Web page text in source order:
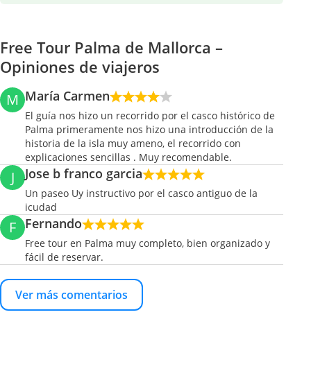
Free Tour Palma de Mallorca –
Opiniones de viajeros
M María Carmen
El guía nos hizo un recorrido por el casco histórico de
Palma primeramente nos hizo una introducción de la
historia de la isla muy ameno, el recorrido con
explicaciones sencillas . Muy recomendable.
J Jose b franco garcia
Un paseo Uy instructivo por el casco antiguo de la
icudad
F Fernando
Free tour en Palma muy completo, bien organizado y
fácil de reservar.
Ver más comentarios